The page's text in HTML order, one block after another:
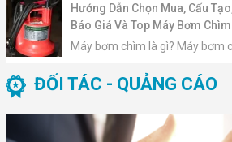
Hướng Dẫn Chọn Mua, Cấu
Báo Giá Và Top Máy Bơm
Máy bơm chìm là gì? Máy bơm
ĐỐI TÁC - QUẢNG CÁO